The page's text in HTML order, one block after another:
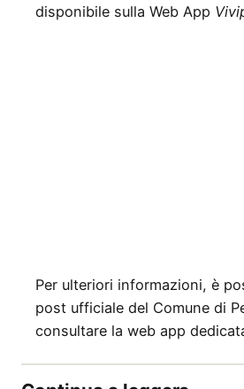
disponibile sulla Web App
Per ulteriori informazioni, è
post ufficiale del Comune di
consultare la web app